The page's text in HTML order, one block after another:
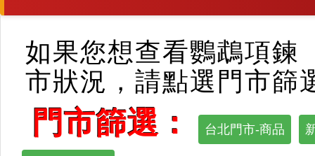
如果您想查看鸚鵡項鍊
市狀況，請點選門市篩
門市篩選： 台北門市-商品